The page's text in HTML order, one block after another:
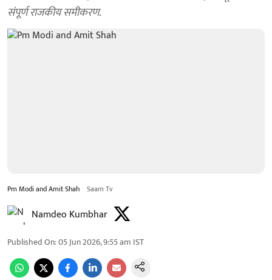
संपूर्ण राजकीय समीकरण.
Pm Modi and Amit Shah Saam Tv
Namdeo Kumbhar
Published On:05 Jun 2026, 9:55 am IST